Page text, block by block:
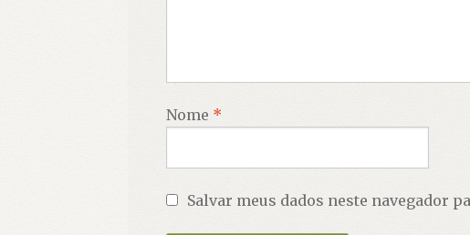
Nome *
Salvar meus dados neste navegador